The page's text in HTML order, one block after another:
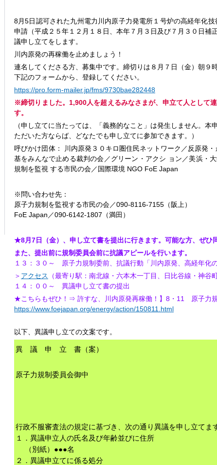
8月5日認可された九州電力川内原子力発電所１号炉の高経年化
申請（平成２５年１２月１８日、本年７月３日及び７月３０日補
議申し立てをします。
川内原発の再稼働を止めましょう！
連名してくださる方、募集中です。締切りは８月７日（金）朝９時
下記のフォームから、登録してください。
https://pro.form-mailer.jp/fms/9730bae282448
※締切りました。1,900人を超えるみなさまが、申立て人として
す。
（申し立てに当たっては、「義務的なこと」は発生しません。
ただいた方ならば、どなたでも申し立てに参加できます。）
呼びかけ団体： 川内原発３０キロ圏住民ネットワーク／反原発
基をみんなで止める裁判の会／グリーン・アクシ ョン／美浜・
規制を監視 する市民の会／国際環境 NGO FoE Japan
※問い合わせ先：
原子力規制を監視する市民の会／090-8116-7155（阪上）
FoE Japan／090-6142-1807（満田）
★8月7日（金）、申し立て書を提出に行きます。可能な方、ぜひ
また、提出前に規制委員会前に抗議アピールを行います。
１３：３０～ 原子力規制委前、抗議行動「川内原発、高経年化
＞ アクセス
（最寄り駅：南北線・六本木一丁目、日比谷線・神谷町
１４：００～ 異議申し立て書の提出
★こちらもぜひ！⇒ 許すな、川内原発再稼働！】8・11 原子力
https://www.foejapan.org/energy/action/150811.html
以下、異議申し立ての文案です。
異 議 申 立 書（案）
原子力規制委員会御中
行政不服審査法の規定に基づき、次の通り異議を申し立てま
１．異議申立人の氏名及び年齢並びに住所
（別紙）●●●名
２．異議申立てに係る処分